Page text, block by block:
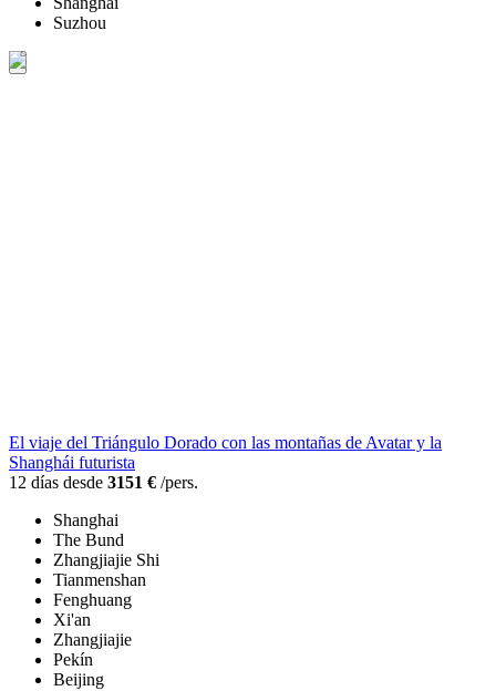
Suzhou
El viaje del Triángulo Dorado con las montañas de Avatar y la
Shanghái futurista
12 días desde 3151 € /pers.
Shanghai
The Bund
Zhangjiajie Shi
Tianmenshan
Fenghuang
Xi'an
Zhangjiajie
Pekín
Beijing